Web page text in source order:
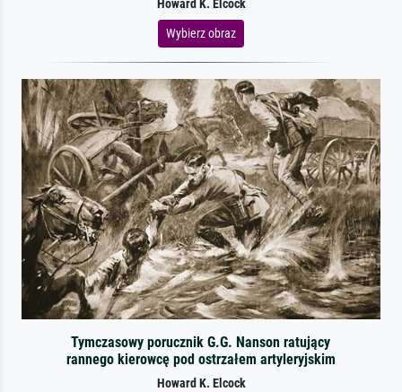
Howard K. Elcock
Wybierz obraz
Tymczasowy porucznik G.G. Nanson ratujący
rannego kierowcę pod ostrzałem artyleryjskim
Howard K. Elcock